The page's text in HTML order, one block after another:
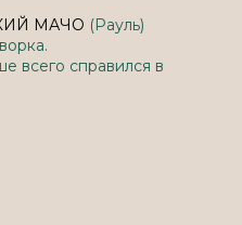
МАЧО (Рауль)
всего справился в